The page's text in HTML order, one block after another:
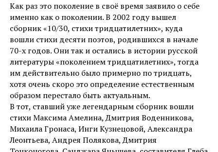
Как раз это поколение в своё время заявило о себе
именно как о поколении. В 2002 году вышел
сборник «10/30, стихи тридцатилетних», куда
вошли стихи десяти поэтов, родившихся в начале
70-х годов. Они так и остались в истории русской
литературы «поколением тридцатилетних», тогда
им действительно было примерно по тридцать,
хотя очень скоро это определение естественным
образом перестало быть актуальным.
В тот, ставший уже легендарным сборник вошли
стихи Максима Амелина, Дмитрия Воденникова,
Михаила Гронаса, Инги Кузнецовой, Александра
Леонтьева, Андрея Полякова, Дмитрия